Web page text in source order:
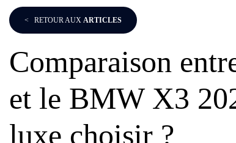
< RETOUR AUX ARTICLES
Comparaison
et le BMW X3
luxe choisir ?